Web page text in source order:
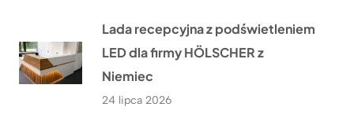
Lada recepcyjna z podświetleniem
LED dla firmy HÖLSCHER z
Niemiec
24 lipca 2026